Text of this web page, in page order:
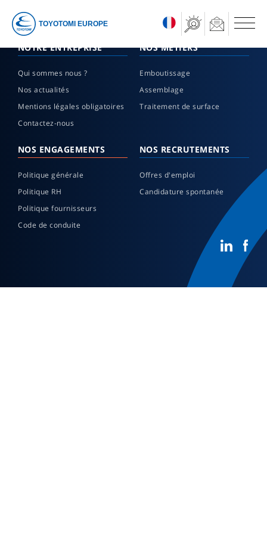
TOYOTOMI EUROPE
NOTRE ENTREPRISE
Qui sommes nous ?
Nos actualités
Mentions légales obligatoires
Contactez-nous
NOS MÉTIERS
Emboutissage
Assemblage
Traitement de surface
NOS ENGAGEMENTS
Politique générale
Politique RH
Politique fournisseurs
Code de conduite
NOS RECRUTEMENTS
Offres d'emploi
Candidature spontanée